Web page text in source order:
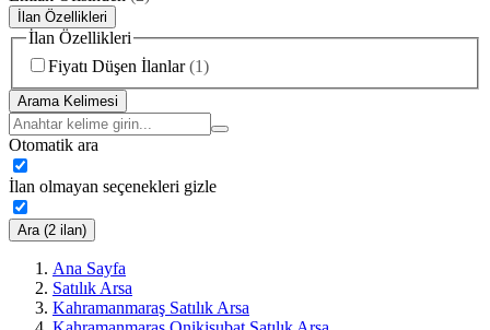
İlan Özellikleri
İlan Özellikleri
Fiyatı Düşen İlanlar (1)
Arama Kelimesi
Otomatik ara
İlan olmayan seçenekleri gizle
Ara (2 ilan)
Ana Sayfa
Satılık Arsa
Kahramanmaraş Satılık Arsa